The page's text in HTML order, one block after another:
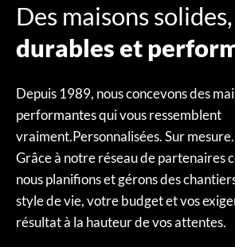
Des maisons solides,
durables et
Depuis 1989, nous concevons des
performantes qui vous ressemblent
vraiment.Personnalisées. Sur
Grâce à notre réseau de partenaires
nous planifions et gérons des
style de vie, votre budget et vos
résultat à la hauteur de vos attentes.